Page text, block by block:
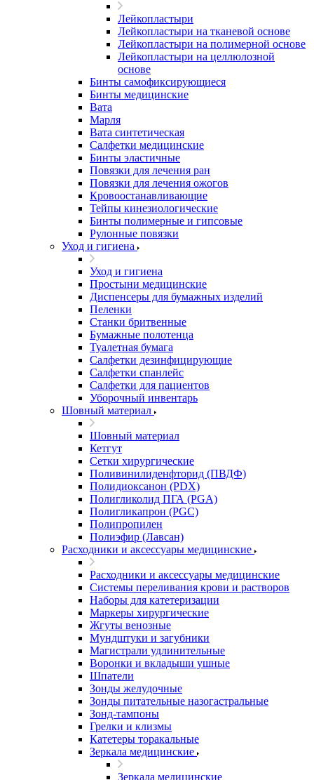
Лейкопластыри
Лейкопластыри на тканевой основе
Лейкопластыри на полимерной основе
Лейкопластыри на целлюлозной
основе
Бинты самофиксирующиеся
Бинты медицинские
Вата
Марля
Вата синтетическая
Салфетки медицинские
Бинты эластичные
Повязки для лечения ран
Повязки для лечения ожогов
Кровоостанавливающие
Тейпы кинезиологические
Бинты полимерные и гипсовые
Рулонные повязки
Уход и гигиена
Уход и гигиена
Простыни медицинские
Диспенсеры для бумажных изделий
Пеленки
Станки бритвенные
Бумажные полотенца
Туалетная бумага
Салфетки дезинфицирующие
Салфетки спанлейс
Салфетки для пациентов
Уборочный инвентарь
Шовный материал
Шовный материал
Кетгут
Сетки хирургические
Поливинилиденфторид (ПВДФ)
Полидиоксанон (PDX)
Полигликолид ПГА (PGA)
Полигликапрон (PGC)
Полипропилен
Полиэфир (Лавсан)
Расходники и аксессуары медицинские
Расходники и аксессуары медицинские
Системы переливания крови и растворов
Наборы для катетеризации
Маркеры хирургические
Жгуты венозные
Мундштуки и загубники
Магистрали удлинительные
Воронки и вкладыши ушные
Шпатели
Зонды желудочные
Зонды питательные назогастральные
Зонд-тампоны
Грелки и клизмы
Катетеры торакальные
Зеркала медицинские
Зеркала медицинские